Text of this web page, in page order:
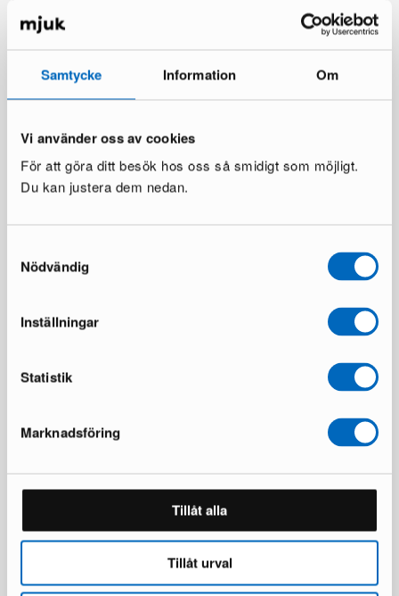
Samtycke Information Om
Vi använder oss av cookies
För att göra ditt besök hos oss så smidigt som möjligt.
Du kan justera dem nedan.
Nödvändig
Inställningar
Statistik
Marknadsföring
Tillåt alla
Tillåt urval
4-sits hörnsoffa grön
1 i lager ·
Nordform Dany arbetsbord
65 € 200 €
1 i lager ·
92 €
846 €
Du sparar 692 €